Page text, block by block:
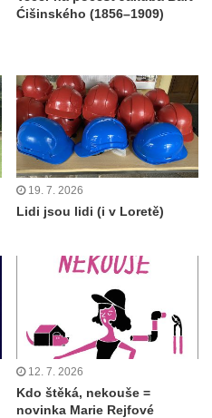
Ćišinského (1856–1909)
19. 7. 2026
Lidi jsou lidi (i v Loretě)
12. 7. 2026
Kdo štěká, nekouše =
novinka Marie Rejfové